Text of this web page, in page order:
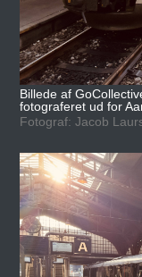
Billede af
fotograferet ud for
Fotograf: Jacob